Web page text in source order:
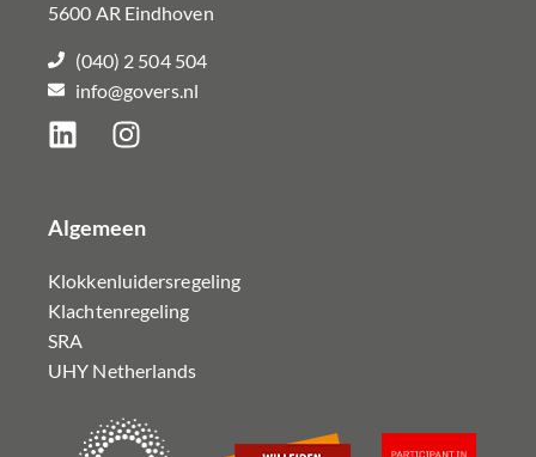
5600 AR Eindhoven
(040) 2 504 504
info@govers.nl
Algemeen
Klokkenluidersregeling
Klachtenregeling
SRA
UHY Netherlands